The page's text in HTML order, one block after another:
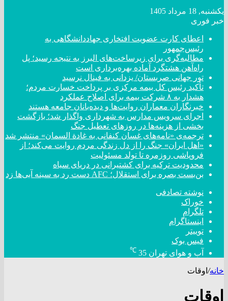
یکشنبه, 18 مرداد 1405
خبر فوری
اعطای کارت عضویت افتخاری جهاددانشگاهی به
رئیس‌جمهور
مطالبه‌گری برای زیرساخت‌های البرز به نتیجه رسید؛ پل
راه‌آهن هشتگرد آماده بهره‌برداری است
تور جهانی صربستان/ یزدانی به فینال نرسید
تأکید رئیس کل بیمه مرکزی بر پرداخت خسارت مردم؛
هشدار به ۸ شرکت‌ بیمه برای اصلاح عملکرد
خبرنگاران معماران روایت‌ها و دیده‌بانان جامعه هستند
اجرای سرویس مدارس به شهرداری واگذار شد؛ بازگشت
بخشی از هزینه‌ها در روزهای تعطیل جنگ
ترجمه‌ی «نامه‌های غسان کنفانی به غادة السمان» منتشر شد
«اهل ایران» جنگ را از دل زندگی مردم روایت می‌کند؛ از
فروپاشی روزمره تا تولد مسئولیت
محدودیت ترکیه برای کشتیرانی در دریای سیاه
بن‌بست بصره برای استقلال؛ AFC دست رد به سینه آبی‌ها زد
نوشته تصادفی
خوراک
تلگرام
اینستاگرام
توییتر
فیس بوک
آب و هوای تهران 35
℃
خانه/ اوقات
اوقات